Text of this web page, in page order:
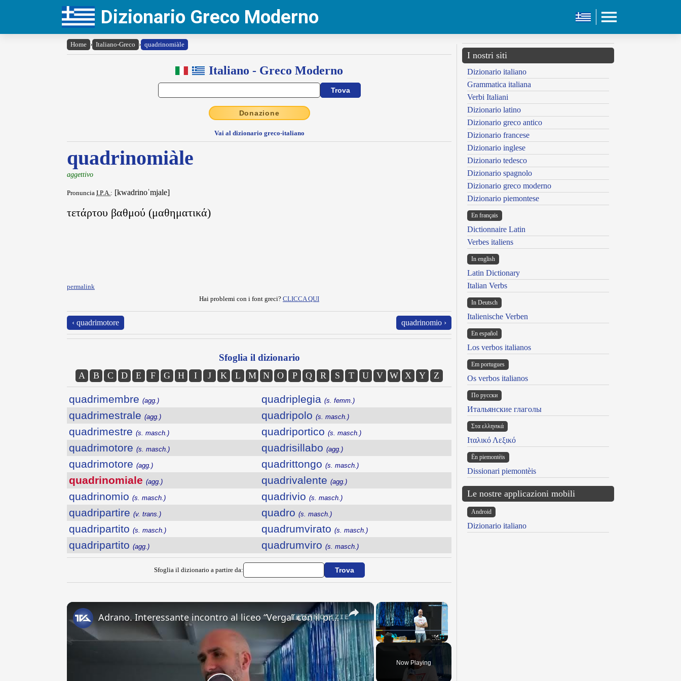
Dizionario Greco Moderno
Home › Italiano-Greco › quadrinomiàle
Italiano - Greco Moderno
Donazione
Vai al dizionario greco-italiano
quadrinomiàle
aggettivo
Pronuncia I.P.A.: [kwadrinoˈmjale]
τετάρτου βαθμού (μαθηματικά)
permalink
Hai problemi con i font greci? CLICCA QUI
‹ quadrimotore quadrinomio ›
Sfoglia il dizionario
A B C D E F G H I J K L M N O P Q R S T U V W X Y Z
quadrimembre (agg.)
quadrimestrale (agg.)
quadrimestre (s. masch.)
quadrimotore (s. masch.)
quadrimotore (agg.)
quadrinomiale (agg.)
quadrinomio (s. masch.)
quadripartire (v. trans.)
quadripartito (s. masch.)
quadripartito (agg.)
quadriplegia (s. femm.)
quadripolo (s. masch.)
quadriportico (s. masch.)
quadrisillabo (agg.)
quadrittongo (s. masch.)
quadrivalente (agg.)
quadrivio (s. masch.)
quadro (s. masch.)
quadrumvirato (s. masch.)
quadrumviro (s. masch.)
Sfoglia il dizionario a partire da:
×
Fullscreen
Now Playing
×
Adrano. Interessante incontro al liceo “Verga” con il prof. Fabio Gamberini. Studenti del Linguistic
I nostri siti
Dizionario italiano
Grammatica italiana
Verbi Italiani
Dizionario latino
Dizionario greco antico
Dizionario francese
Dizionario inglese
Dizionario tedesco
Dizionario spagnolo
Dizionario greco moderno
Dizionario piemontese
En français
Dictionnaire Latin
Verbes italiens
In english
Latin Dictionary
Italian Verbs
In Deutsch
Italienische Verben
En español
Los verbos italianos
Em portugues
Os verbos italianos
По русски
Итальянские глаголы
Στα ελληνικά
Ιταλικό Λεξικό
Ën piemontèis
Dissionari piemontèis
Le nostre applicazioni mobili
Android
Dizionario italiano